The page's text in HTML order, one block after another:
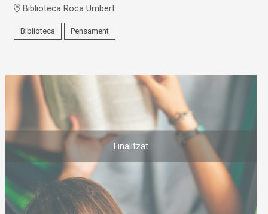
Biblioteca Roca Umbert
Biblioteca Pensament
Finalitzat